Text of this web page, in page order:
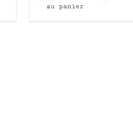
au panier